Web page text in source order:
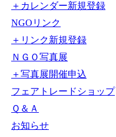
＋カレンダー新規登録
NGOリンク
＋リンク新規登録
ＮＧＯ写真展
＋写真展開催申込
フェアトレードショップ
Ｑ＆Ａ
お知らせ